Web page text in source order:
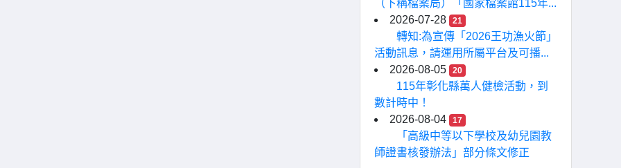
（下稱檔案局）「國家檔案館115年...
2026-07-28
21
轉知:為宣傳「2026王功漁火節」
活動訊息，請運用所屬平台及可播...
2026-08-05
20
115年彰化縣萬人健檢活動，到
數計時中！
2026-08-04
17
「高級中等以下學校及幼兒園教
師證書核發辦法」部分條文修正